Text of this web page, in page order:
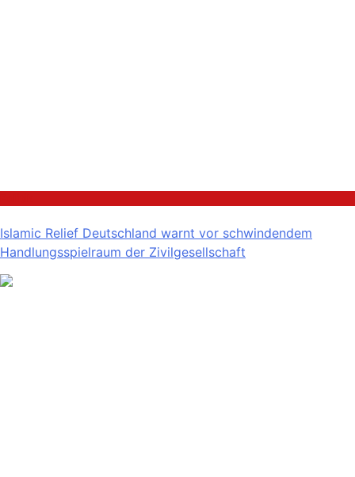
Islamic Relief Deutschland warnt vor schwindendem
Handlungsspielraum der Zivilgesellschaft